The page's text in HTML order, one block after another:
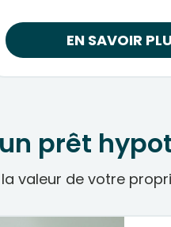
EN SAVOIR
prêt
la valeur de votre